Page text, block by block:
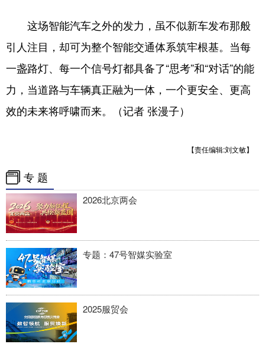
这场智能汽车之外的发力，虽不似新车发布那般
引人注目，却可为整个智能交通体系筑牢根基。当每
一盏路灯、每一个信号灯都具备了“思考”和“对话”的能
力，当道路与车辆真正融为一体，一个更安全、更高
效的未来将呼啸而来。（记者 张漫子）
【责任编辑:刘文敏】
专 题
2026北京两会
专题：47号智媒实验室
2025服贸会